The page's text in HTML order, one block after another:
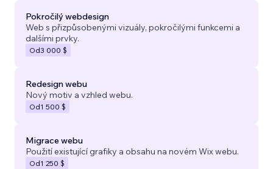
Pokročilý webdesign
Web s přizpůsobenými vizuály, pokročilými funkcemi a
dalšími prvky.
Od3 000 $
Redesign webu
Nový motiv a vzhled webu.
Od1 500 $
Migrace webu
Použití existující grafiky a obsahu na novém Wix webu.
Od1 250 $